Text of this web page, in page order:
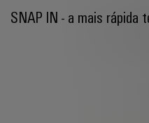
SNAP IN - a mais rápida